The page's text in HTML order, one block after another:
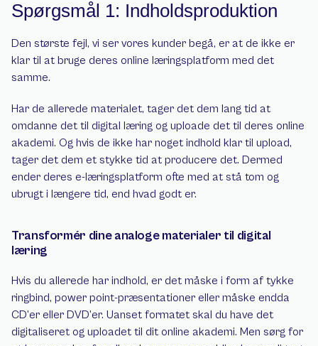
Spørgsmål 1: Indholdsproduktion
Den største fejl, vi ser vores kunder begå, er at de ikke er
klar til at bruge deres online læringsplatform med det
samme.
Har de allerede materialet, tager det dem lang tid at
omdanne det til digital læring og uploade det til deres online
akademi. Og hvis de ikke har noget indhold klar til upload,
tager det dem et stykke tid at producere det. Dermed
ender deres e-læringsplatform ofte med at stå tom og
ubrugt i længere tid, end hvad godt er.
Transformér dine analoge materialer til digital
læring
Hvis du allerede har indhold, er det måske i form af tykke
ringbind, power point-præsentationer eller måske endda
CD’er eller DVD’er. Uanset formatet skal du have det
digitaliseret og uploadet til dit online akademi. Men sørg for